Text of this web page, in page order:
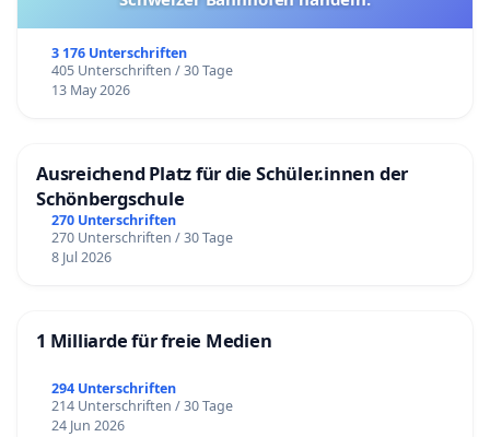
3 176 Unterschriften
405 Unterschriften / 30 Tage
13 May 2026
Ausreichend Platz für die Schüler.innen der
Schönbergschule
270 Unterschriften
270 Unterschriften / 30 Tage
8 Jul 2026
1 Milliarde für freie Medien
294 Unterschriften
214 Unterschriften / 30 Tage
24 Jun 2026